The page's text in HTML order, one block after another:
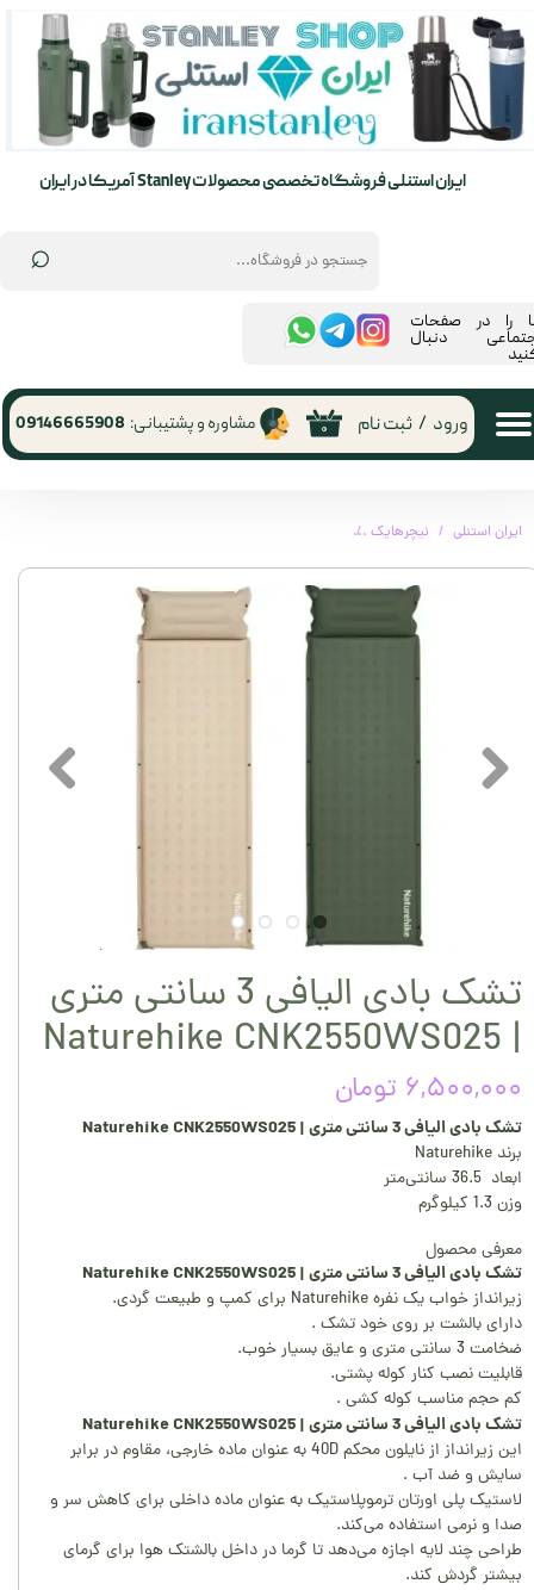
⌕
ایران استنلی فروشگاه تخصصی محصولات Stanley آمریکا در ایران
۰ ورود / ثبت نام
حساب کاربری من
تغییر گذر واژه
مشاوره و پشتیبانی: 09146665908
را در صفحات
دنبال
ایران استنلی نیچرهایک
تشک بادی الیافی 3 سانتی متری
| Naturehike CNK2550WS025
۶,۵۰۰,۰۰۰ تومان
تشک بادی الیافی 3 سانتی متری | Naturehike CNK2550WS025
برند ‎Naturehike
ابعاد 36.5 سانتی‌متر
وزن ‎1.3 کیلوگرم
معرفی محصول
تشک بادی الیافی 3 سانتی متری | Naturehike CNK2550WS025
زیرانداز خواب یک نفره Naturehike برای کمپ و طبیعت گردی.
دارای بالشت بر روی خود تشک .
ضخامت 3 سانتی متری و عایق بسیار خوب.
قابلیت نصب کنار کوله پشتی.
کم حجم مناسب کوله کشی .
تشک بادی الیافی 3 سانتی متری | Naturehike CNK2550WS025
این زیرانداز از نایلون محکم 40D به عنوان ماده خارجی، مقاوم در برابر
سایش و ضد آب .
لاستیک پلی اورتان ترموپلاستیک به عنوان ماده داخلی برای کاهش سر و
صدا و نرمی استفاده می‌کند.
طراحی چند لایه اجازه می‌دهد تا گرما در داخل بالشتک هوا برای گرمای
بیشتر گردش کند.